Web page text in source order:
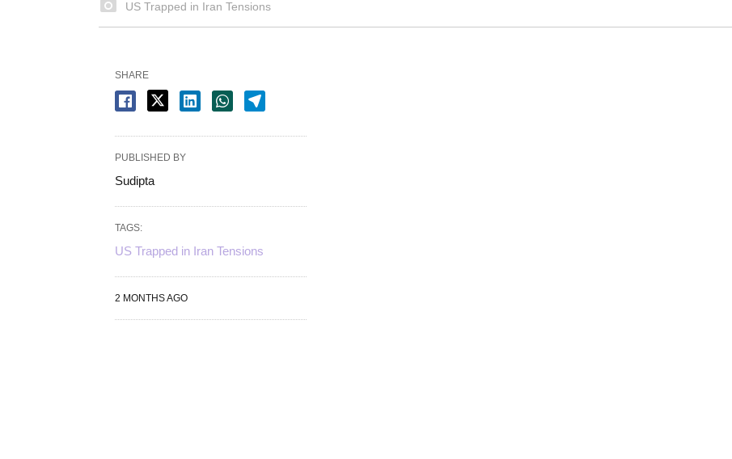
US Trapped in Iran Tensions
SHARE
PUBLISHED BY
Sudipta
TAGS:
US Trapped in Iran Tensions
2 MONTHS AGO